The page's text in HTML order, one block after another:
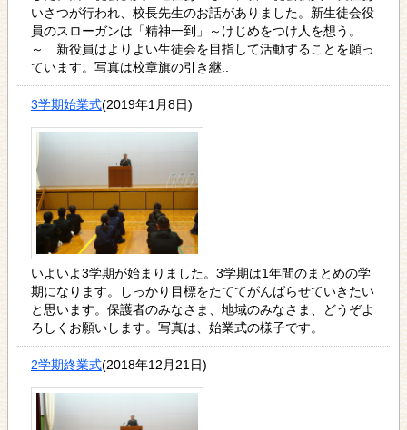
いさつが行われ、校長先生のお話がありました。新生徒会役
員のスローガンは「精神一到」～けじめをつけ人を想う。
～ 新役員はよりよい生徒会を目指して活動することを願っ
ています。写真は校章旗の引き継..
3学期始業式(2019年1月8日)
いよいよ3学期が始まりました。3学期は1年間のまとめの学
期になります。しっかり目標をたててがんばらせていきたい
と思います。保護者のみなさま、地域のみなさま、どうぞよ
ろしくお願いします。写真は、始業式の様子です。
2学期終業式(2018年12月21日)